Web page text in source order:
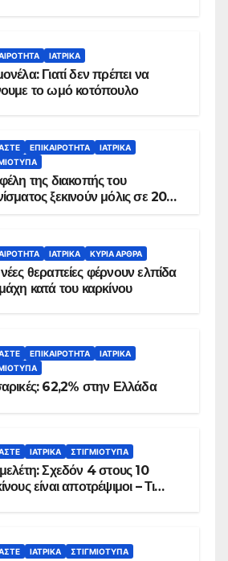
ΙΑΤΡΙΚΆ
Γιατί δεν πρέπει να
το ωμό κοτόπουλο
ΕΠΙΚΑΙΡΌΤΗΤΑ
ΙΑΤΡΙΚΆ
της διακοπής του
ξεκινούν μόλις σε 20
ΙΑΤΡΙΚΆ ΚΥΡΙΑ ΑΡΘΡΑ
θεραπείες φέρνουν ελπίδα
κατά του καρκίνου
ΕΠΙΚΑΙΡΌΤΗΤΑ
ΙΑΤΡΙΚΆ
62,2% στην Ελλάδα
ΙΑΤΡΙΚΆ ΣΤΙΓΜΙΌΤΥΠΑ
Σχεδόν 4 στους 10
είναι αποτρέψιμοι – Τι
ΙΑΤΡΙΚΆ ΣΤΙΓΜΙΌΤΥΠΑ